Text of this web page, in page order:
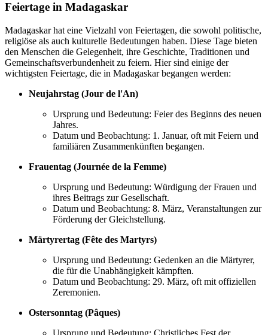
Feiertage in Madagaskar
Madagaskar hat eine Vielzahl von Feiertagen, die sowohl politische,
religiöse als auch kulturelle Bedeutungen haben. Diese Tage bieten
den Menschen die Gelegenheit, ihre Geschichte, Traditionen und
Gemeinschaftsverbundenheit zu feiern. Hier sind einige der
wichtigsten Feiertage, die in Madagaskar begangen werden:
Neujahrstag (Jour de l'An)
Ursprung und Bedeutung: Feier des Beginns des neuen
Jahres.
Datum und Beobachtung: 1. Januar, oft mit Feiern und
familiären Zusammenkünften begangen.
Frauentag (Journée de la Femme)
Ursprung und Bedeutung: Würdigung der Frauen und
ihres Beitrags zur Gesellschaft.
Datum und Beobachtung: 8. März, Veranstaltungen zur
Förderung der Gleichstellung.
Märtyrertag (Fête des Martyrs)
Ursprung und Bedeutung: Gedenken an die Märtyrer,
die für die Unabhängigkeit kämpften.
Datum und Beobachtung: 29. März, oft mit offiziellen
Zeremonien.
Ostersonntag (Pâques)
Ursprung und Bedeutung: Christliches Fest der